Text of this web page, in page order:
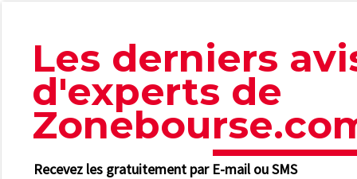
Les derniers
d'experts de
Recevez les gratuitement par E-mail ou SMS